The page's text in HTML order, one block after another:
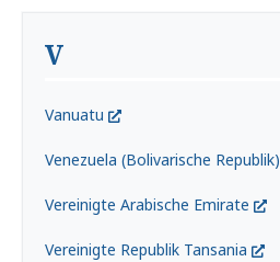
V
Vanuatu
Venezuela (Bolivarische Republik)
Vereinigte Arabische Emirate
Vereinigte Republik Tansania